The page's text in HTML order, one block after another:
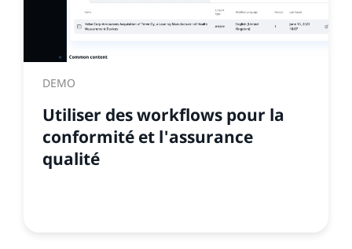
DEMO
Utiliser des workflows pour la
conformité et l'assurance
qualité